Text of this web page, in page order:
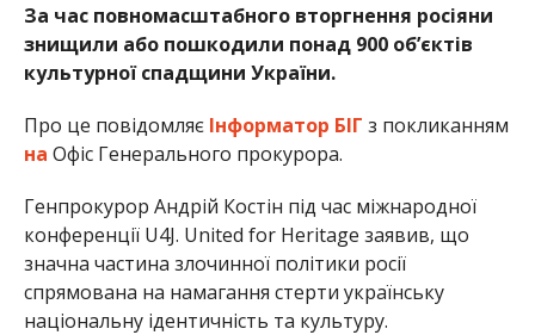
За час повномасштабного вторгнення росіяни
знищили або пошкодили понад 900 об’єктів
культурної спадщини України.
Про це повідомляє Інформатор БІГ з покликанням
на Офіс Генерального прокурора.
Генпрокурор Андрій Костін під час міжнародної
конференції U4J. United for Heritage заявив, що
значна частина злочинної політики росії
спрямована на намагання стерти українську
національну ідентичність та культуру.